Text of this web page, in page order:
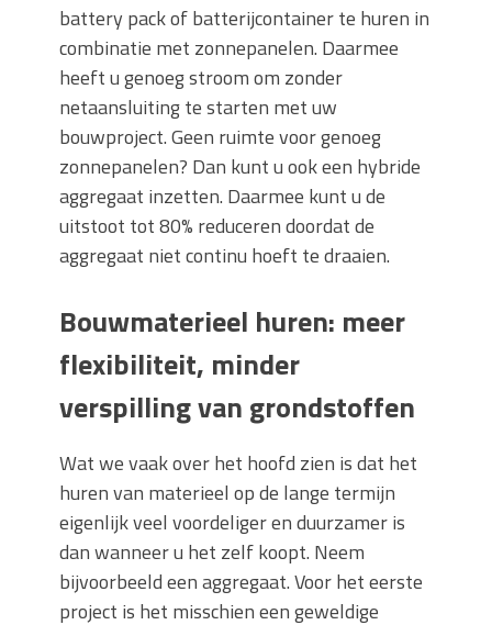
battery pack of batterijcontainer te huren in
combinatie met zonnepanelen. Daarmee
heeft u genoeg stroom om zonder
netaansluiting te starten met uw
bouwproject. Geen ruimte voor genoeg
zonnepanelen? Dan kunt u ook een hybride
aggregaat inzetten. Daarmee kunt u de
uitstoot tot 80% reduceren doordat de
aggregaat niet continu hoeft te draaien.
Bouwmaterieel huren: meer
flexibiliteit, minder
verspilling van grondstoffen
Wat we vaak over het hoofd zien is dat het
huren van materieel op de lange termijn
eigenlijk veel voordeliger en duurzamer is
dan wanneer u het zelf koopt. Neem
bijvoorbeeld een aggregaat. Voor het eerste
project is het misschien een geweldige